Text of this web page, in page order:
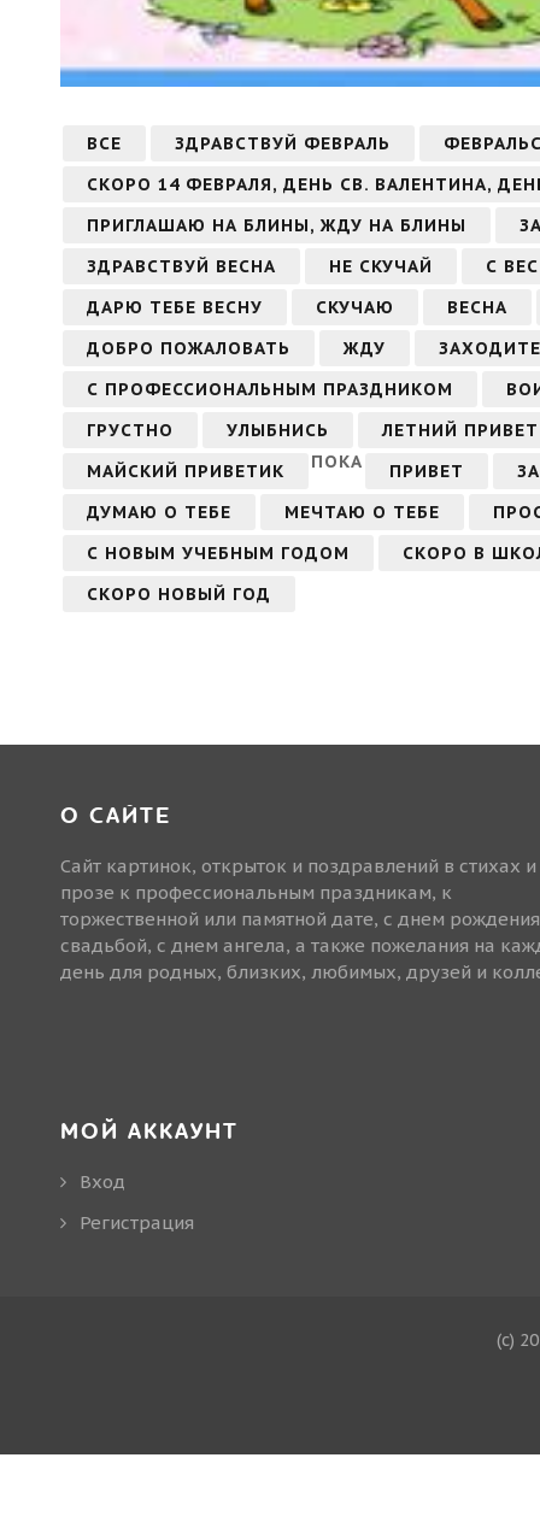
ВСЕ ЗДРАВСТВУЙ ФЕВРАЛЬ
СКОРО 14 ФЕВРАЛЯ, ДЕНЬ СВ. ВАЛЕНТИНА,
ПРИГЛАШАЮ НА БЛИНЫ, ЖДУ НА БЛИНЫ
ЗДРАВСТВУЙ ВЕСНА
НЕ СКУЧАЙ
С
ДАРЮ ТЕБЕ ВЕСНУ
СКУЧАЮ
ВЕСНА
ДОБРО ПОЖАЛОВАТЬ
ЖДУ
С ПРОФЕССИОНАЛЬНЫМ ПРАЗДНИКОМ
ГРУСТНО
УЛЫБНИСЬ
ЛЕТНИЙ
МАЙСКИЙ ПРИВЕТИК
ПОКА ПРИВЕТ
ДУМАЮ О ТЕБЕ
МЕЧТАЮ О ТЕБЕ
С НОВЫМ УЧЕБНЫМ ГОДОМ
СКОРО В
СКОРО НОВЫЙ ГОД
О САЙТЕ
Сайт картинок, открыток и поздравлений в стихах и
прозе к профессиональным праздникам, к
торжественной или памятной дате, с днем
свадьбой, с днем ангела, а также пожелания на
день для родных, близких, любимых, друзей и
МОЙ АККАУНТ
Вход
Регистрация
(c)